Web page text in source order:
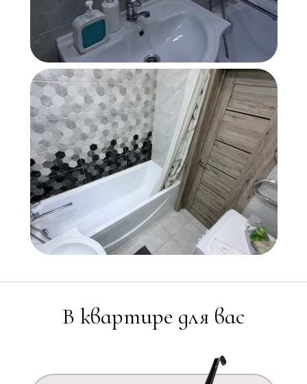
В квартире для вас